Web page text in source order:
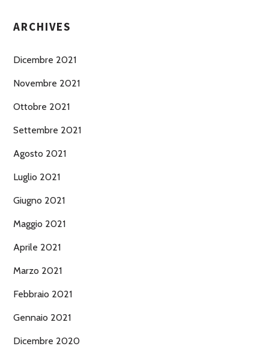
ARCHIVES
Dicembre 2021
Novembre 2021
Ottobre 2021
Settembre 2021
Agosto 2021
Luglio 2021
Giugno 2021
Maggio 2021
Aprile 2021
Marzo 2021
Febbraio 2021
Gennaio 2021
Dicembre 2020